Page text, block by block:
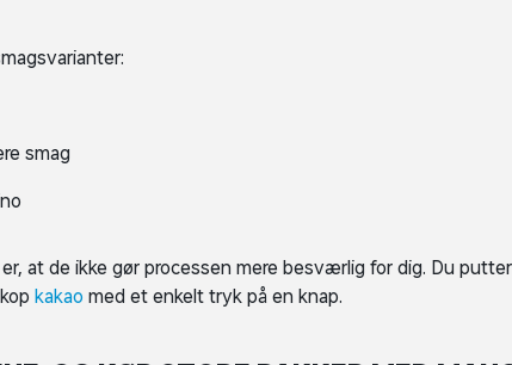
smag
at de ikke gør processen mere besværlig for dig. Du putter
kakao med et enkelt tryk på en knap.